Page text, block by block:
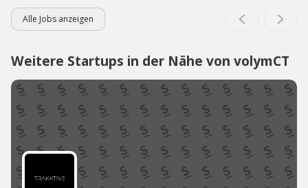
Alle Jobs anzeigen
Weitere Startups in der Nähe von volymCT